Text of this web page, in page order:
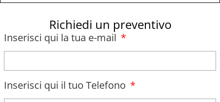
Richiedi un preventivo
Inserisci qui la tua e-mail
Inserisci qui il tuo Telefono